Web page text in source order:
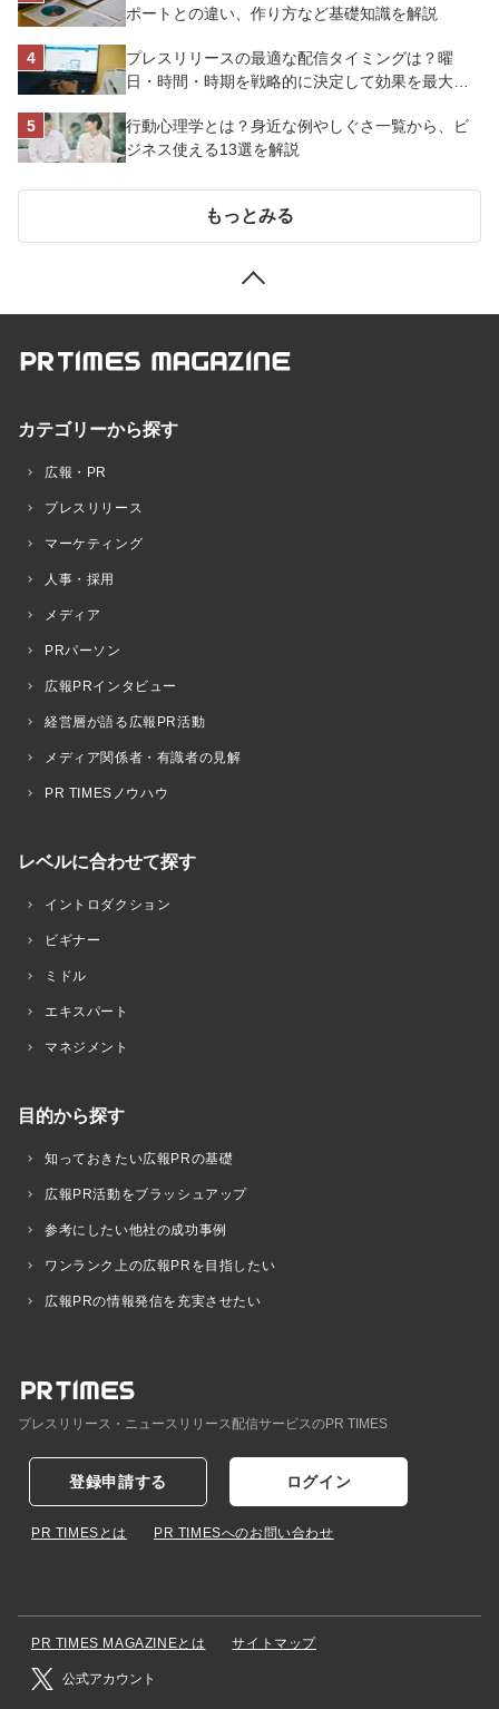
ポートとの違い、作り方など基礎知識を解説
プレスリリースの最適な配信タイミングは？曜
日・時間・時期を戦略的に決定して効果を最大化
行動心理学とは？身近な例やしぐさ一覧から、ビ
ジネス使える13選を解説
もっとみる
カテゴリーから探す
広報・PR
プレスリリース
マーケティング
人事・採用
メディア
PRパーソン
広報PRインタビュー
経営層が語る広報PR活動
メディア関係者・有識者の見解
PR TIMESノウハウ
レベルに合わせて探す
イントロダクション
ビギナー
ミドル
エキスパート
マネジメント
目的から探す
知っておきたい広報PRの基礎
広報PR活動をブラッシュアップ
参考にしたい他社の成功事例
ワンランク上の広報PRを目指したい
広報PRの情報発信を充実させたい
プレスリリース・ニュースリリース配信サービスのPR TIMES
登録申請する ログイン
PR TIMESとは PR TIMESへのお問い合わせ
PR TIMES MAGAZINEとは サイトマップ
公式アカウント